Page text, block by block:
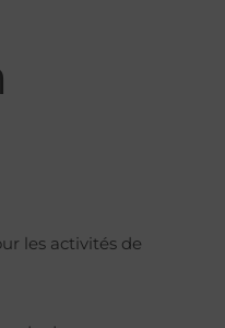
les activités de